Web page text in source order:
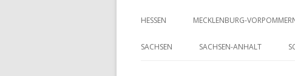
HESSEN MECKLENBURG-
SACHSEN SACHSEN-ANHALT